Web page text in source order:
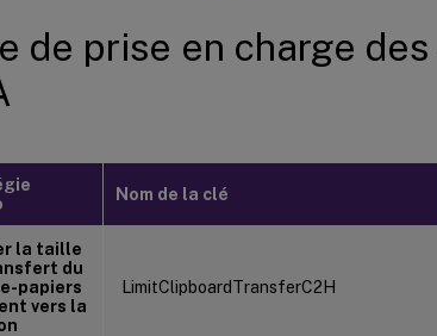
de prise en charge
Nom de la clé
la taille
du
papiers
vers la
LimitClipboardTransferC2H